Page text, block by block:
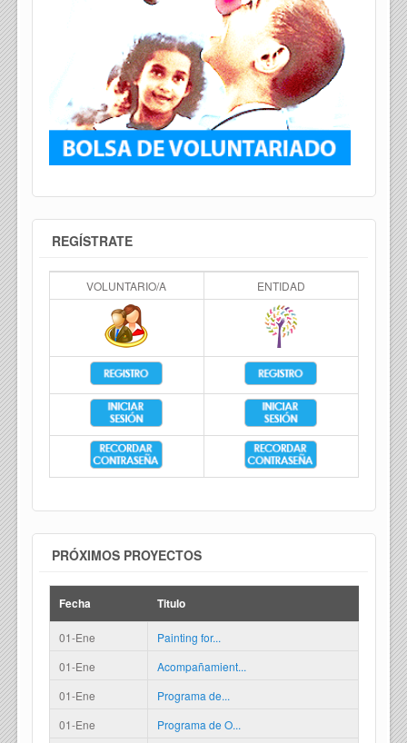
REGÍSTRATE
VOLUNTARIO/A ENTIDAD
PRÓXIMOS PROYECTOS
Fecha Titulo
01-Ene
Painting for...
01-Ene
Acompañamient...
01-Ene
Programa de...
01-Ene
Programa de O...